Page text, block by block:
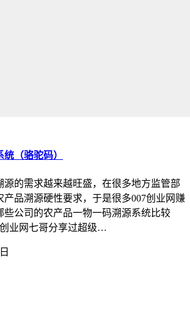
（骆驼码）
源的需求越来越旺盛，在很多地方监管部
产品溯源硬性要求，于是很多007创业网赚
些公司的农产品一物一码溯源系统比较
业网七哥分享过超级…